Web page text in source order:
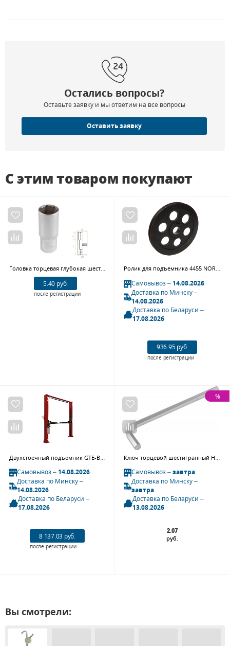
Остались вопросы?
Оставьте заявку и мы ответим на все вопросы
Оставить заявку
С этим товаром покупают
Головка торцевая глубокая шестигранная 1/2" 24 мм AFFIX AF00140024
5.40 руб.
после регистрации
Ролик для подъемника 4455 NORDBERG TT5.5F4-300-15
Самовывоз –14.08.2026
Доставка по Минску –
14.08.2026
Доставка по Беларуси –
17.08.2026
936.95 руб.
после регистрации
Самовывоз –14.08.2026
Доставка по Минску –
14.08.2026
Доставка по Беларуси –
17.08.2026
8 137.03 руб.
после регистрации
%
Самовывоз –завтра
Доставка по Минску –
завтра
Доставка по Беларуси –
13.08.2026
2.07
руб.
Вы смотрели: